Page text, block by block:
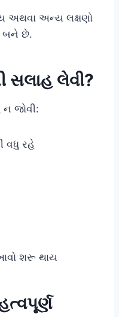
અથવા અન્ય લક્ષણો
બને છે.
સલાહ લેવી?
ન જોવી:
વધુ રહે
શરૂ થાય